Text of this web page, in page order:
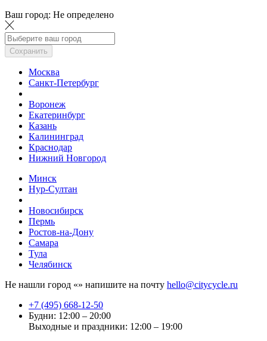
Ваш город: Не определено
Сохранить
Москва
Санкт-Петербург
Воронеж
Екатеринбург
Казань
Калининград
Краснодар
Нижний Новгород
Минск
Нур-Султан
Новосибирск
Пермь
Ростов-на-Дону
Самара
Тула
Челябинск
Не нашли город «» напишите на почту hello@citycycle.ru
+7 (495) 668-12-50
Будни: 12:00 – 20:00
Выходные и праздники: 12:00 – 19:00